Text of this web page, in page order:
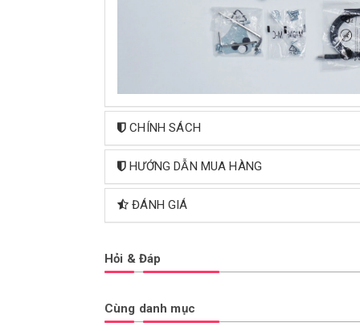
CHÍNH SÁCH
HƯỚNG DẪN MUA HÀNG
ĐÁNH GIÁ
Hỏi & Đáp
Cùng danh mục